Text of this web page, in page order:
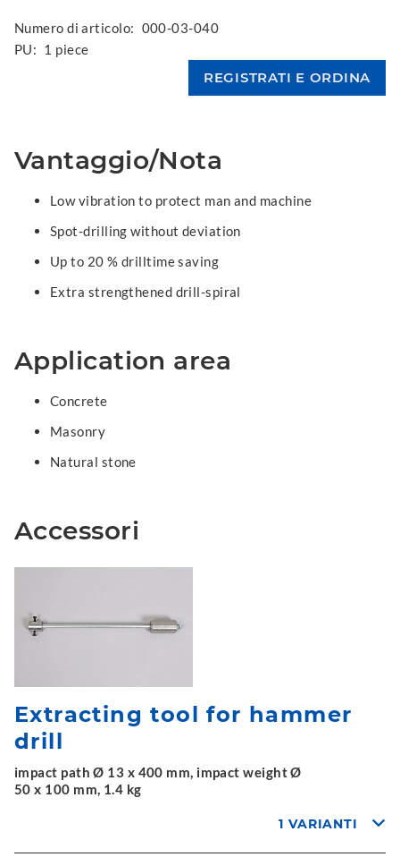
Numero di articolo: 000-03-040
PU: 1 piece
Vantaggio/Nota
Low vibration to protect man and machine
Spot-drilling without deviation
Up to 20 % drilltime saving
Extra strengthened drill-spiral
Application area
Concrete
Masonry
Natural stone
Accessori
Extracting tool for hammer
drill
impact path Ø 13 x 400 mm, impact weight Ø
50 x 100 mm, 1.4 kg
1 VARIANTI